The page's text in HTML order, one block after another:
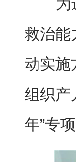
为进
救治能
动实施
组织产
年”专